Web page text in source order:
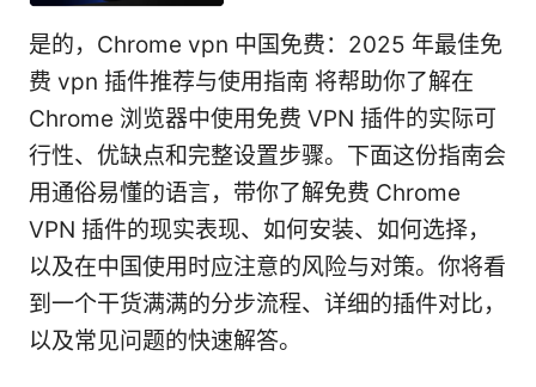
是的，Chrome vpn 中国免费：2025 年最佳免
费 vpn 插件推荐与使用指南 将帮助你了解在
Chrome 浏览器中使用免费 VPN 插件的实际可
行性、优缺点和完整设置步骤。下面这份指南会
用通俗易懂的语言，带你了解免费 Chrome
VPN 插件的现实表现、如何安装、如何选择，
以及在中国使用时应注意的风险与对策。你将看
到一个干货满满的分步流程、详细的插件对比，
以及常见问题的快速解答。